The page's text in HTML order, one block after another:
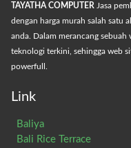
TAYATHA COMPUTER Jasa
dengan harga murah salah satu
anda. Dalam merancang sebuah
teknologi terkini, sehingga web
powerfull.
Link
Baliya
Bali Rice Terrace